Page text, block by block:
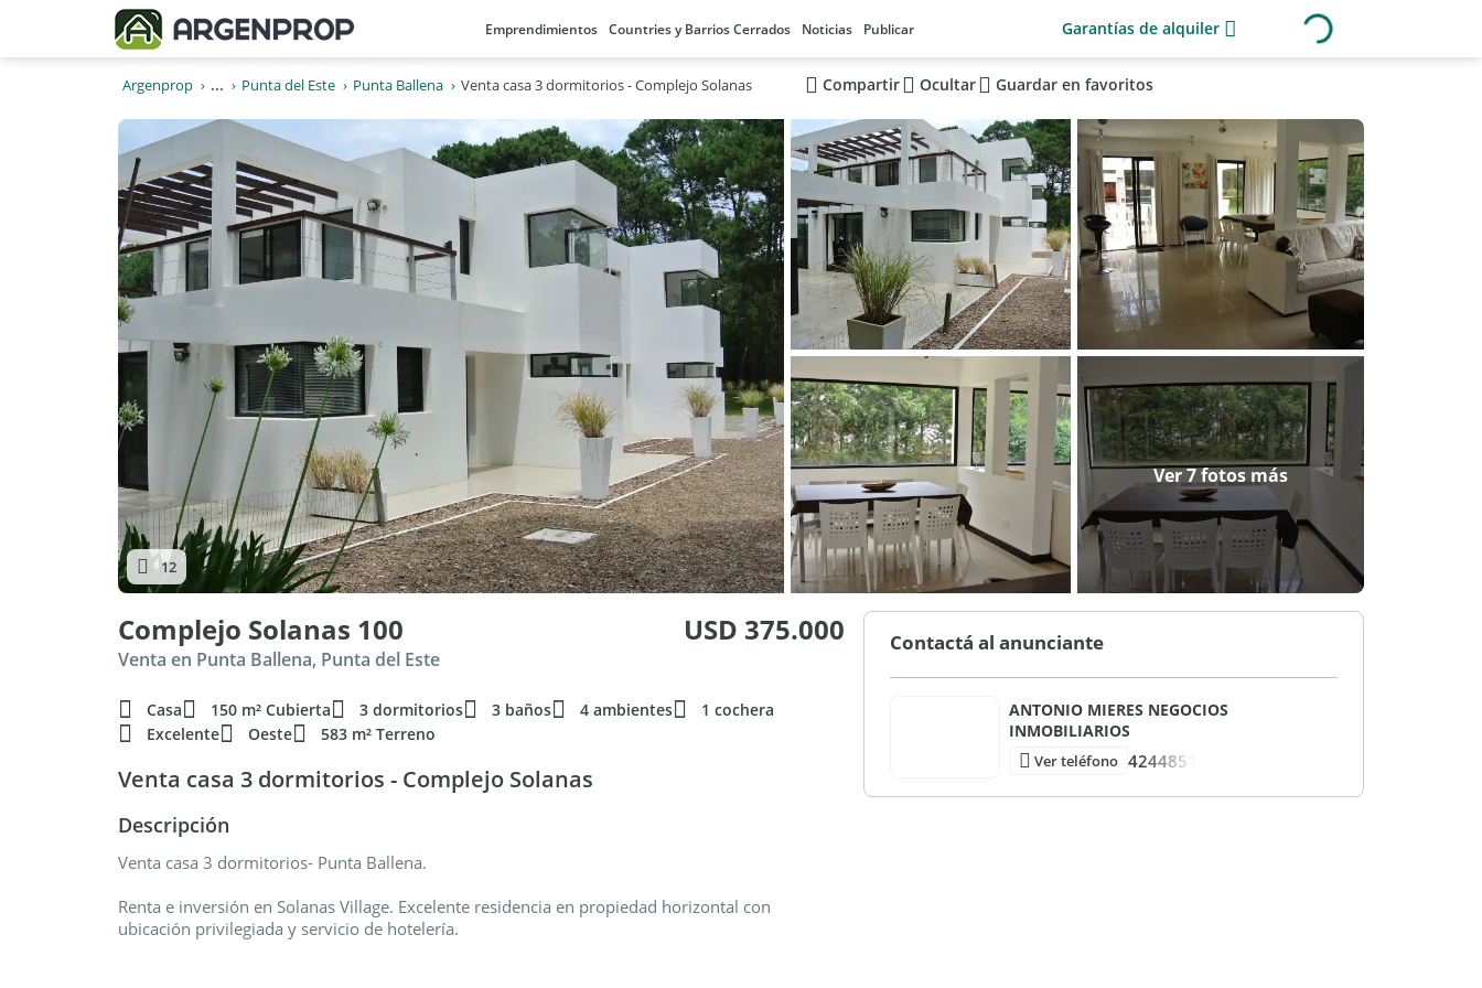
Emprendimientos Countries y Barrios Cerrados Noticias Publicar Garantías de alquiler
Argenprop ... Punta del Este Punta Ballena Venta casa 3 dormitorios - Complejo Solanas Compartir Ocultar Guardar en favoritos
Ver 7 fotos más
12
Complejo Solanas 100 USD 375.000
Venta en Punta Ballena, Punta del Este
Casa 150 m² Cubierta 3 dormitorios 3 baños 4 ambientes
1 cochera
Excelente
Oeste 583 m² Terreno
Venta casa 3 dormitorios - Complejo Solanas
Descripción
Venta casa 3 dormitorios- Punta Ballena.
Renta e inversión en Solanas Village. Excelente residencia en propiedad horizontal con
ubicación privilegiada y servicio de hotelería.
Contactá al anunciante
ANTONIO MIERES NEGOCIOS
INMOBILIARIOS
Ver teléfono 4244851